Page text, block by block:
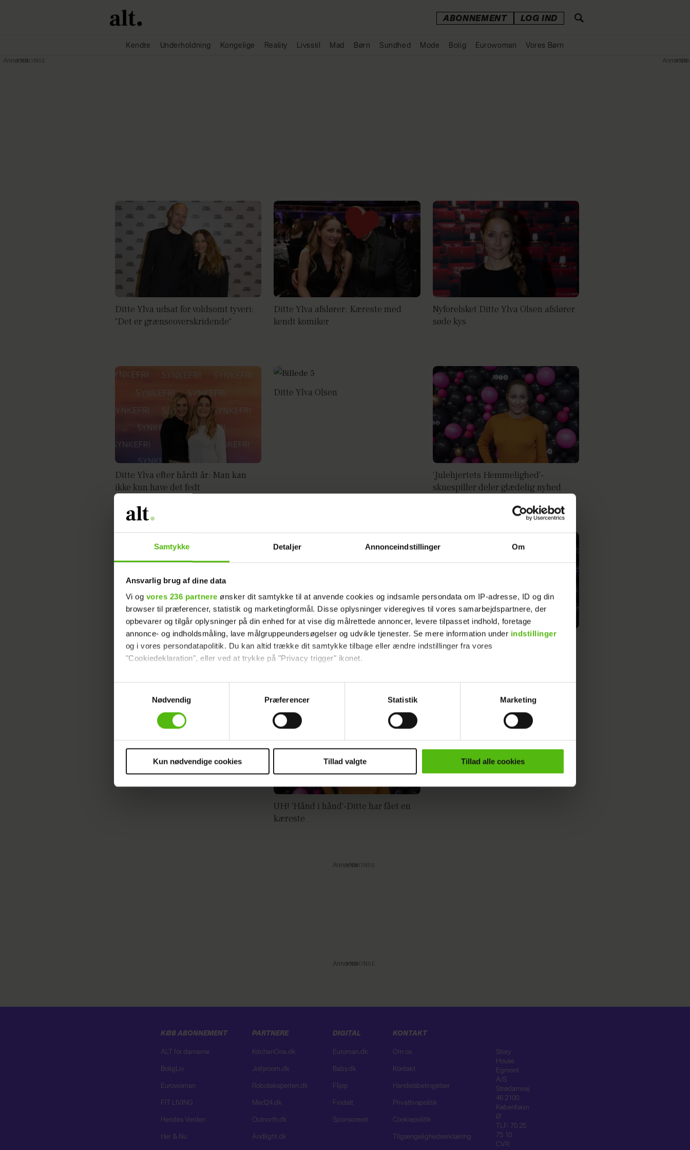
Samtykke Detaljer Annonceindstillinger Om
Ansvarlig brug af dine data
Vi og vores 236 partnere ønsker dit samtykke til at anvende cookies og indsamle persondata om IP-adresse, ID og din
browser til præferencer, statistik og marketingformål. Disse oplysninger videregives til vores samarbejdspartnere, der
opbevarer og tilgår oplysninger på din enhed for at vise dig målrettede annoncer, levere tilpasset indhold, foretage
annonce- og indholdsmåling, lave målgruppeundersøgelser og udvikle tjenester. Se mere information under indstillinger
og i vores persondatapolitik. Du kan altid trække dit samtykke tilbage eller ændre indstillinger fra vores
"Cookiedeklaration", eller ved at trykke på "Privacy trigger" ikonet.
Dine valg anvendes på hele websitet.
Vi anvender egne cookies og cookies fra tredjeparter til at at optimere dit besøg på vores hjemmeside. Vi indsamler data
sociale medier.
cookies, samarbejdspartnere og behandling af dine personoplysninger i forbindelse hermed i både
.
Nødvendig
Præferencer Statistik Marketing
Kun nødvendige cookies Tillad valgte Tillad alle cookies
ABONNEMENT LOG IND
Kendte Underholdning Kongelige Reality Livsstil Mad Børn Sundhed Mode Bolig Eurowoman Vores Børn
Ditte Ylva udsat for voldsomt tyveri:
"Det er grænseoverskridende"
Ditte Ylva afslører: Kæreste med
kendt komiker
Nyforelsket Ditte Ylva Olsen afslører
søde kys
Ditte Ylva efter hårdt år: Man kan
ikke kun have det fedt
Ditte Ylva Olsen
'Julehjertets Hemmelighed'-
skuespiller deler glædelig nyhed
Tidligere 'Vild med dans'-deltager
Ditte Ylva Olsen om sit livs traume:
Det blev en gave
Ditte Ylva flytter sammen med
UH! 'Hånd i hånd'-Ditte har fået en
kæreste
Annonce
Annonce
Annonce Annonce
KØB ABONNEMENT
ALT for damerne
BoligLiv
Eurowoman
FIT LIVING
Hendes Verden
Her & Nu
PARTNERE
KitchenOne.dk
Jollyroom.dk
Roboteksperten.dk
Med24.dk
Outnorth.dk
Andlight.dk
DIGITAL
Euroman.dk
Baby.dk
Flipp
Findalt
Sponsoreret
KONTAKT
Om os
Kontakt
Handelsbetingelser
Privatlivspolitik
Cookiepolitik
Tilgængelighedserklæring
Story
House
Egmont
A/S
Strødamvej
46 2100
København
Ø
TLF: 70 25
75 10
CVR: